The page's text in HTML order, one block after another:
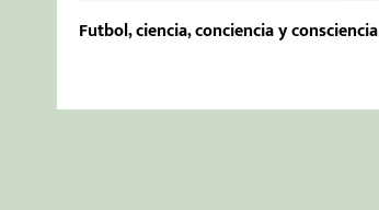
Futbol, ciencia, conciencia y consciencia